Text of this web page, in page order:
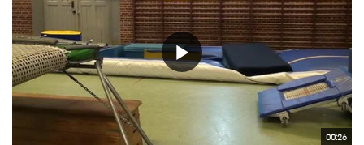
00:26